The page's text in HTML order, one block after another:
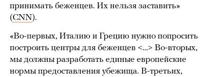
принимать беженцев. Их нельзя заставить»
(CNN).
«Во-первых, Италию и Грецию нужно попросить
построить центры для беженцев <…> Во-вторых,
мы должны разработать единые европейские
нормы предоставления убежища. В-третьих,